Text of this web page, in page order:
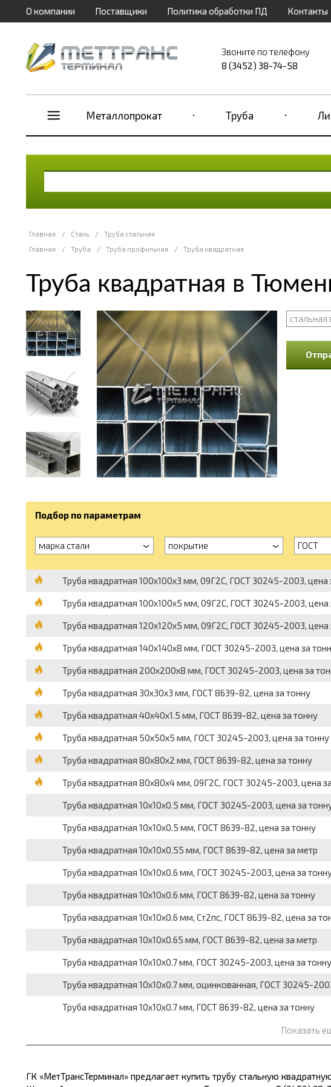
О компании Поставщики Политика обработки ПД Контакты
Звоните по телефону
8 (3452) 38-74-58
Металлопрокат Труба
Главная / Сталь /
Труба стальная
Главная
/ Труба / Труба профильная / Труба квадратная
Труба квадратная в
Подбор по параметрам
марка стали покрытие ГОСТ
Труба квадратная 100х100х3 мм, 09Г2С, ГОСТ 30245-2003, цена
Труба квадратная 100х100х5 мм, 09Г2С, ГОСТ 30245-2003, цена
Труба квадратная 120х120х5 мм, 09Г2С, ГОСТ 30245-2003, цена
Труба квадратная 140х140х8 мм, ГОСТ 30245-2003, цена за
Труба квадратная 200х200х8 мм, ГОСТ 30245-2003, цена за
Труба квадратная 30х30х3 мм, ГОСТ 8639-82, цена за тонну
Труба квадратная 40х40х1.5 мм, ГОСТ 8639-82, цена за тонну
Труба квадратная 50х50х5 мм, ГОСТ 30245-2003, цена за тонну
Труба квадратная 80х80х2 мм, ГОСТ 8639-82, цена за тонну
Труба квадратная 80х80х4 мм, 09Г2С, ГОСТ 30245-2003, цена
Труба квадратная 10х10х0.5 мм, ГОСТ 30245-2003, цена за
Труба квадратная 10х10х0.5 мм, ГОСТ 8639-82, цена за тонну
Труба квадратная 10х10х0.55 мм, ГОСТ 8639-82, цена за метр
Труба квадратная 10х10х0.6 мм, ГОСТ 30245-2003, цена за
Труба квадратная 10х10х0.6 мм, ГОСТ 8639-82, цена за тонну
Труба квадратная 10х10х0.6 мм, Ст2пс, ГОСТ 8639-82, цена за
Труба квадратная 10х10х0.65 мм, ГОСТ 8639-82, цена за метр
Труба квадратная 10х10х0.7 мм, ГОСТ 30245-2003, цена за тонну
Труба квадратная 10х10х0.7 мм, оцинкованная, ГОСТ 30245-
Труба квадратная 10х10х0.7 мм, ГОСТ 8639-82, цена за тонну
Показать
ГК «МетТрансТерминал» предлагает купить трубу стальную